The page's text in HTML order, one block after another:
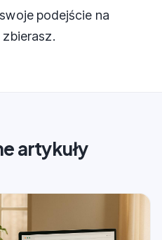
podejście na
artykuły